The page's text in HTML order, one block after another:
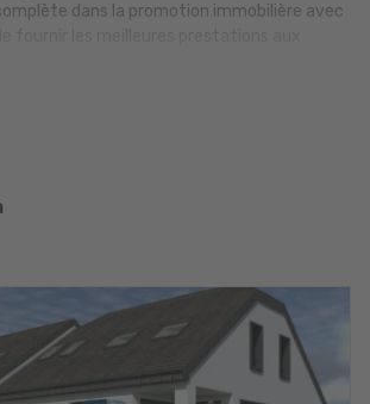
dans la promotion immobilière avec
au Grand Duché toujours dans le but
1989, plus de 830 maisons ont été
permettent de poursuivre notre
métier font du groupe Claude Rizzon une
domaine de la construction de maisons